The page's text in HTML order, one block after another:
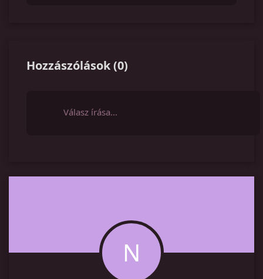
Hozzászólások(0)
Válasz írása…
N